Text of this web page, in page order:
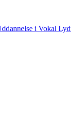
i Vokal